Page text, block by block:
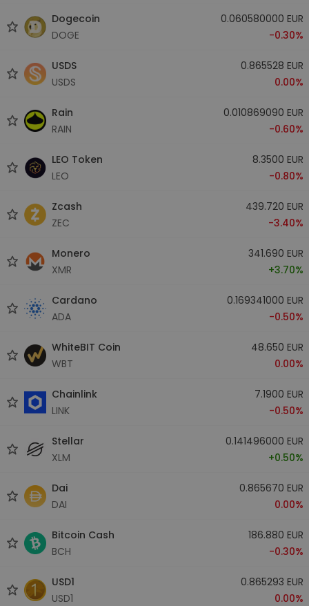
Dogecoin
DOGE
0.060580000 EUR
-0.30%
USDS
USDS
0.865528 EUR
0.00%
Rain
RAIN
0.010869090 EUR
-0.60%
LEO Token
LEO
8.3500 EUR
-0.80%
Zcash
ZEC
439.720 EUR
-3.40%
Monero
XMR
341.690 EUR
+3.70%
Cardano
ADA
0.169341000 EUR
-0.50%
WhiteBIT Coin
WBT
48.650 EUR
0.00%
Chainlink
LINK
7.1900 EUR
-0.50%
Stellar
XLM
0.141496000 EUR
+0.50%
Dai
DAI
0.865670 EUR
0.00%
Bitcoin Cash
BCH
186.880 EUR
-0.30%
USD1
USD1
0.865293 EUR
0.00%